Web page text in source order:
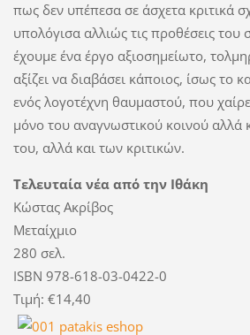
πως δεν υπέπεσα σε άσχετα κριτικά
υπολόγισα αλλιώς τις προθέσεις
έχουμε ένα έργο αξιοσημείωτο,
αξίζει να διαβάσει κάποιος, ίσως το
ενός λογοτέχνη θαυμαστού, που
μόνο του αναγνωστικού κοινού αλλά
του, αλλά και των κριτικών.
Τελευταία νέα από την Ιθάκη
Κώστας Ακρίβος
Μεταίχμιο
280 σελ.
ISBN 978-618-03-0422-0
Τιμή: €14,40